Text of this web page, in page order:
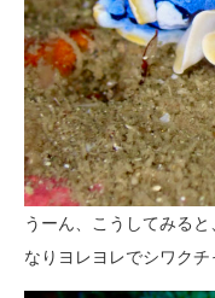
うーん、こうしてみる
なりヨレヨレでシワク